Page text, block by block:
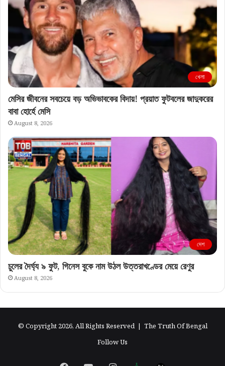
খেলা
মেসির জীবনের সবচেয়ে বড় অভিভাবকের বিদায়! প্রয়াত ফুটবলের জাদুকরের
বাবা হোর্হে মেসি
August 8, 2026
দেশ
চুলের দৈর্ঘ্য ৯ ফুট, গিনেস বুকে নাম উঠল উত্তরাখণ্ডের মেয়ে রেণুর
August 8, 2026
© Copyright 2026, All Rights Reserved | The Truth Of Bengal
Follow Us